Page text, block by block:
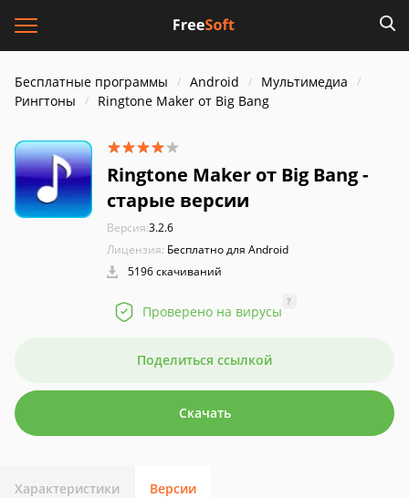
Бесплатные программы Android
Мультимедиа
Рингтоны
Ringtone Maker от Big Bang
Ringtone Maker от Big Bang -
старые версии
Версия:3.2.6
Лицензия: Бесплатно для Android
5196 скачиваний
Проверено на вирусы
?
Поделиться ссылкой
Скачать
Характеристики Версии